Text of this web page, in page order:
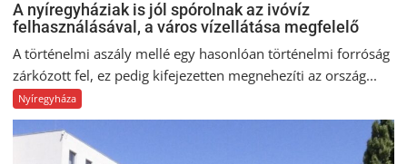
A nyíregyháziak is jól spórolnak az ivóvíz
felhasználásával, a város vízellátása megfelelő
A történelmi aszály mellé egy hasonlóan történelmi forróság
zárkózott fel, ez pedig kifejezetten megnehezíti az ország...
Nyíregyháza